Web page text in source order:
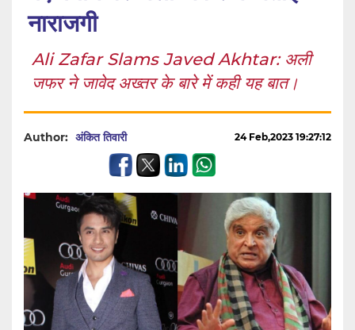
नाराजगी
Ali Zafar Slams Javed Akhtar: अली
जफर ने जावेद अख्तर के बारे में कही यह बात।
Author: अंकित तिवारी 24 Feb,2023 19:27:12